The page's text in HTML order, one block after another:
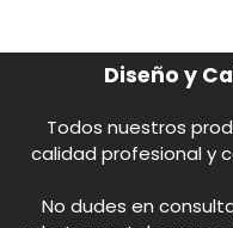
Diseño y
Todos nuestros
calidad profesional y
No dudes en